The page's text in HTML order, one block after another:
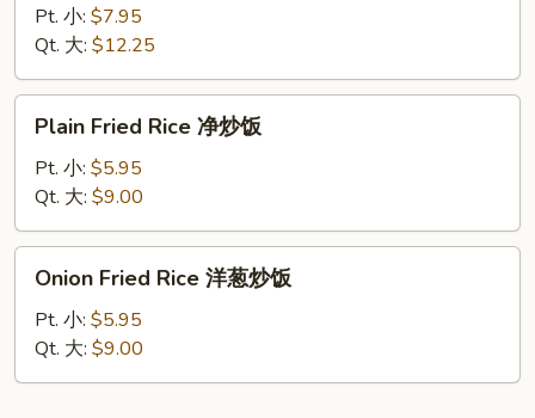
Special
Fried
Rice
本
Pt. 小: $7.95
Qt. 大: $12.25
Fried
Rice
炒
饭
Plain Fried Rice 净炒饭
Pt. 小: $5.95
Qt. 大: $9.00
Fried
Rice
葱
Onion Fried Rice 洋葱炒饭
Pt. 小: $5.95
Qt. 大: $9.00